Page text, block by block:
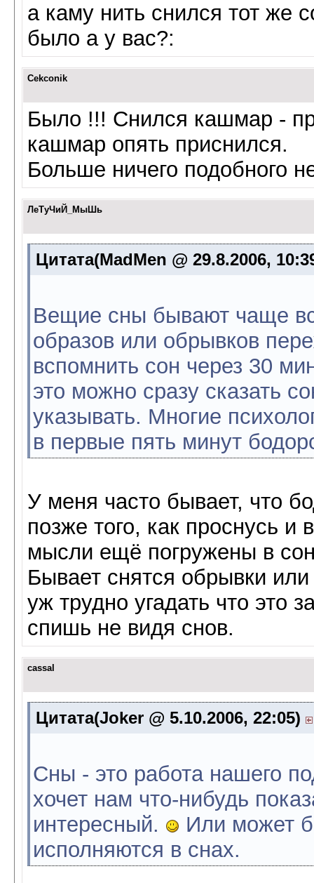
а каму нить снился тот же
было а у вас?:
Cekconik
Было !!! Снился кашмар -
кашмар опять приснился.
Больше ничего подобного
ЛеТуЧиЙ_МыШь
Цитата(MadMen @ 29.8.2006,
Вещие сны бывают чаще
образов или обрывков
вспомнить сон через 30
это можно сразу сказать
указывать. Многие
в первые пять минут
У меня часто бывает, что
позже того, как проснусь
мысли ещё погружены в
Бывает снятся обрывки
уж трудно угадать что это
спишь не видя снов.
cassal
Цитата(Joker @ 5.10.2006, 22:05)
Сны - это работа нашего
хочет нам что-нибудь
интересный.
Или может
исполняются в снах.